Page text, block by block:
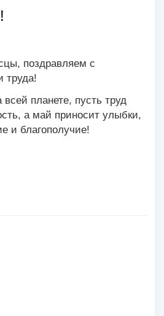
поздравляем с
труда!
планете, пусть труд
а май приносит улыбки,
и благополучие!